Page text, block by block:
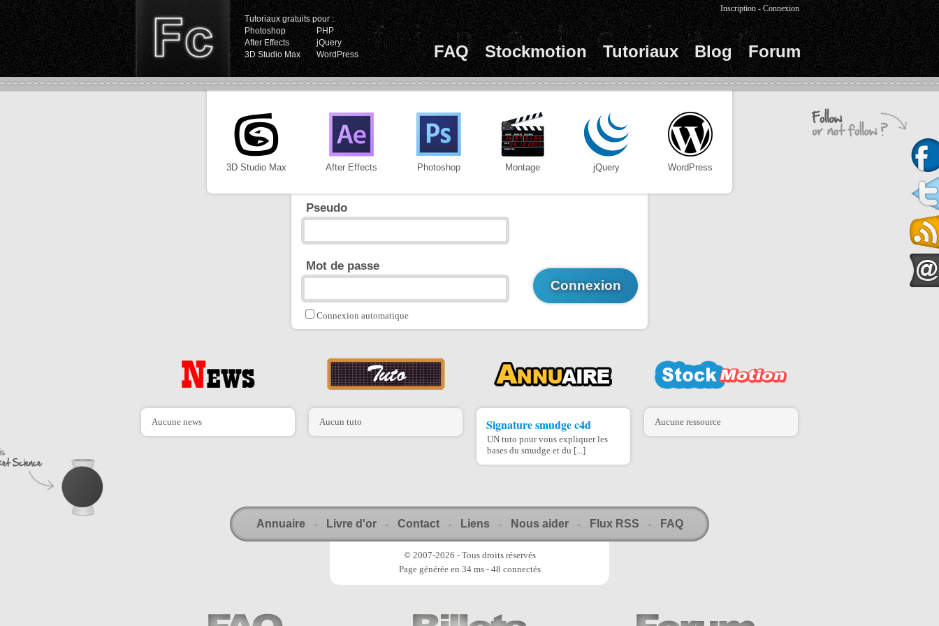
Tutoriaux gratuits pour :
Photoshop
PHP
After Effects
jQuery
3D Studio Max
WordPress FAQ Stockmotion Tutoriaux Blog Forum
Inscription -Connexion
3D Studio Max After Effects Photoshop Montage jQuery WordPress
Pseudo
Mot de passe
Connexion automatique
Aucune news Aucun tuto Signature smudge c4d
UN tuto pour vous expliquer les
bases du smudge et du [...]
Aucune ressource
Annuaire - Livre d'or - Contact - Liens - Nous aider - Flux RSS - FAQ
© 2007-2026 - Tous droits réservés
Page générée en 34 ms - 48 connectés